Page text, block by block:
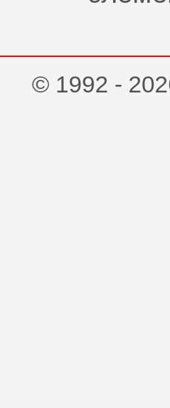
© 1992 -